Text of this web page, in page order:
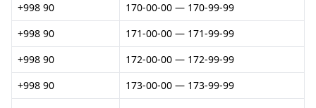
+998 90
170-00-00 — 170-99-99
+998 90
171-00-00 — 171-99-99
+998 90
172-00-00 — 172-99-99
+998 90
173-00-00 — 173-99-99